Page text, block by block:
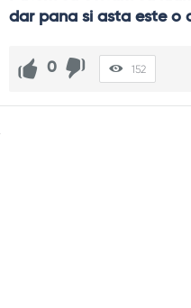
dar pana si asta este o
0 152